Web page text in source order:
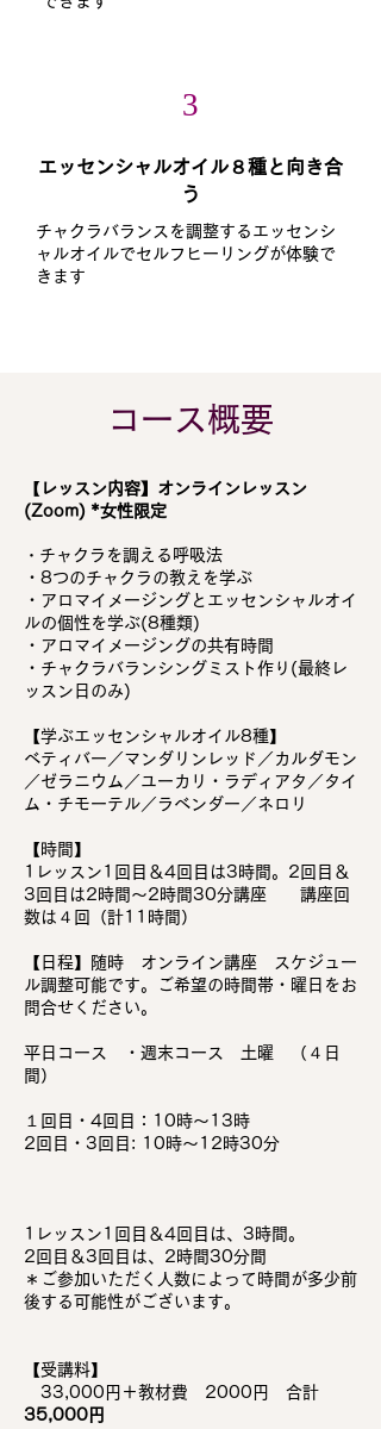
3
エッセンシャルオイル８種と向き合
う
チャクラバランスを調整するエッセンシ
ャルオイルでセルフヒーリングが体験で
きます
コース概要
【 レッスン内容】オンラインレッスン
(Zoom) *女性限定
・ チャクラを調える呼吸法
・8つのチャクラの教えを学ぶ
・アロマイメージングとエッセンシャルオイ
ルの個性を学ぶ(8種類)
・アロマイメージングの共有時間
・チャクラバランシングミスト作り(最終レ
ッスン日のみ)
【学ぶエッセンシャルオイル8種】
ベティバー／マンダリンレッド／カルダモン
／ゼラニウム／ユーカリ・ラディアタ／タイ
ム・チモーテル／ラベンダー／ネロリ
【時間】
1レッスン1回目＆4回目は3時間。2回目＆
3回目は2時間〜2時間30分講座 講座回
数は４回（計11時間）
【日程】随時 オンライン講座 スケジュー
ル調整可能です。ご希望の時間帯・曜日をお
問合せください。
平日コース ・週末コース 土曜 （４日
間）
１回目・4回目：10時〜13時
2回目・3回目: 10時〜12時30分
1レッスン1回目＆4回目は、3時間。
2回目＆3回目は、2時間30分間
＊ご参加いただく人数によって時間が多少前
後する可能性がございます。
【受講料】
33,000円＋教材費 2000円 合計
35,000円